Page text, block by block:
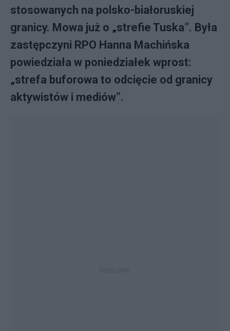
stosowanych na polsko-białoruskiej
granicy. Mowa już o „strefie Tuska”. Była
zastępczyni RPO Hanna Machińska
powiedziała w poniedziałek wprost:
„strefa buforowa to odcięcie od granicy
aktywistów i mediów”.